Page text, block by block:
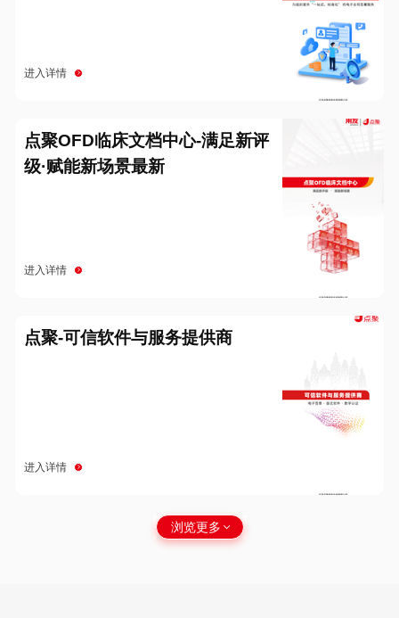
进入详情
点聚OFD临床文档中心-满足新评
级·赋能新场景最新
进入详情
点聚-可信软件与服务提供商
进入详情
浏览更多